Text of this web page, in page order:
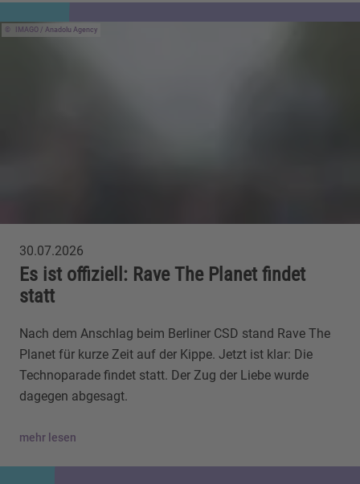
IMAGO / Anadolu Agency
30.07.2026
Es ist offiziell: Rave The Planet findet
statt
Nach dem Anschlag beim Berliner CSD stand Rave The
Planet für kurze Zeit auf der Kippe. Jetzt ist klar: Die
Technoparade findet statt. Der Zug der Liebe wurde
dagegen abgesagt.
mehr lesen